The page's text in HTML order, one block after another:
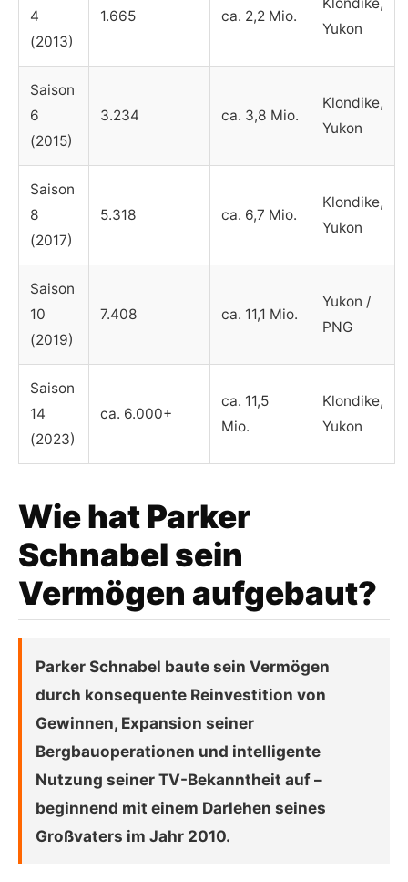
4
(2013)
1.665 ca. 2,2 Mio.
Yukon
Saison
6
(2015)
3.234 ca. 3,8 Mio.
Klondike,
Yukon
Saison
8
(2017)
5.318 ca. 6,7 Mio.
Klondike,
Yukon
Saison
10
(2019)
7.408 ca. 11,1 Mio.
Yukon /
PNG
Saison
14
(2023)
ca. 6.000+
ca. 11,5
Mio.
Klondike,
Yukon
Wie hat Parker
Schnabel sein
Vermögen aufgebaut?
Parker Schnabel baute sein Vermögen
durch konsequente Reinvestition von
Gewinnen, Expansion seiner
Bergbauoperationen und intelligente
Nutzung seiner TV-Bekanntheit auf –
beginnend mit einem Darlehen seines
Großvaters im Jahr 2010.